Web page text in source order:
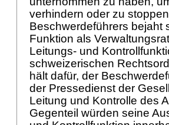
verhindern oder zu
Beschwerdeführers bejaht
Funktion als
Leitungs- und
schweizerischen
hält dafür, der
der Pressedienst der
Leitung und Kontrolle des
Gegenteil würden seine